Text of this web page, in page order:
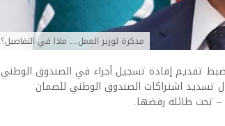
مذكرة لوزير العمل… ماذا في التفاصيل؟
تقديم إفادة تسجيل أجراء في الصندوق الوطني
تسديد اشتراكات الصندوق الوطني للضمان
تحت طائلة رفضها.